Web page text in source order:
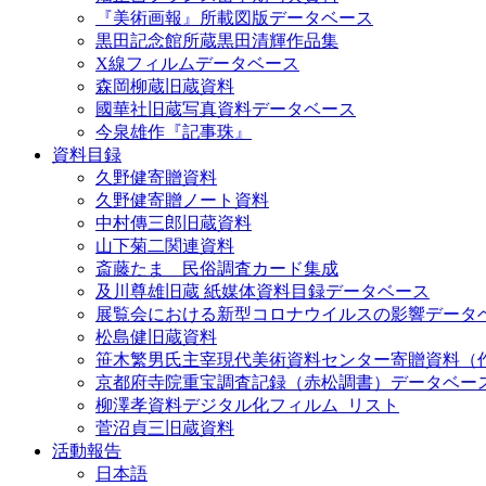
『美術画報』所載図版データベース
黒田記念館所蔵黒田清輝作品集
X線フィルムデータベース
森岡柳蔵旧蔵資料
國華社旧蔵写真資料データベース
今泉雄作『記事珠』
資料目録
久野健寄贈資料
久野健寄贈ノート資料
中村傳三郎旧蔵資料
山下菊二関連資料
斎藤たま 民俗調査カード集成
及川尊雄旧蔵 紙媒体資料目録データベース
展覧会における新型コロナウイルスの影響データ
松島健旧蔵資料
笹木繁男氏主宰現代美術資料センター寄贈資料（
京都府寺院重宝調査記録（赤松調書）データベー
柳澤孝資料デジタル化フィルム_リスト
菅沼貞三旧蔵資料
活動報告
日本語